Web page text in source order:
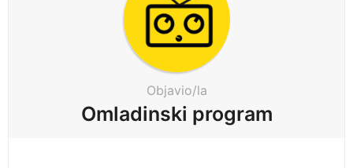
Objavio/la
Omladinski program